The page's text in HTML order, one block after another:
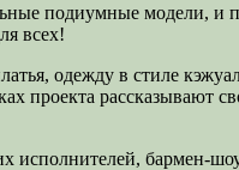
подиумные модели, и
всех!
одежду в стиле
проекта рассказывают
исполнителей, бармен-